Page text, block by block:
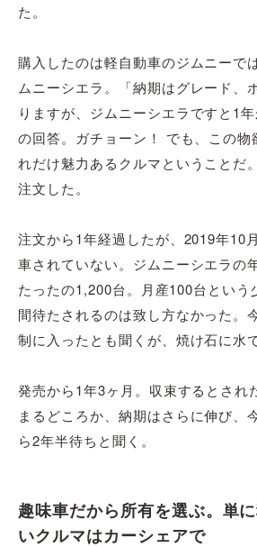
た。
購入したのは軽自動車のジムニーで
ムニーシエラ。「納期はグレード、
りますが、ジムニーシエラですと1
の回答。ガチョーン！ でも、この物
れだけ魅力あるクルマということだ
注文した。
注文から1年経過したが、2019年10
車されていない。ジムニーシエラの
たったの1,200台。月産100台という
間待たされるのは致し方なかった。
制に入ったとも聞くが、焼け石に水
発売から1年3ヶ月。収束するとされ
まるどころか、納期はさらに伸び、
ら2年半待ちと聞く。
趣味車だから所有を選ぶ。単
いクルマはカーシェアで